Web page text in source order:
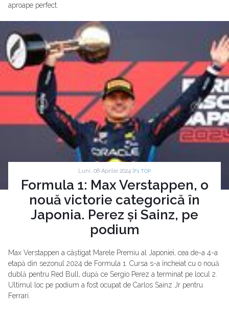
aproape perfect.
Luni, 08 Aprilie 2024 | F1 TOP
Formula 1: Max Verstappen, o
nouă victorie categorică în
Japonia. Perez și Sainz, pe
podium
Max Verstappen a câștigat Marele Premiu al Japoniei, cea de-a 4-a
etapă din sezonul 2024 de Formula 1. Cursa s-a încheiat cu o nouă
dublă pentru Red Bull, după ce Sergio Perez a terminat pe locul 2.
Ultimul loc pe podium a fost ocupat de Carlos Sainz Jr pentru
Ferrari.